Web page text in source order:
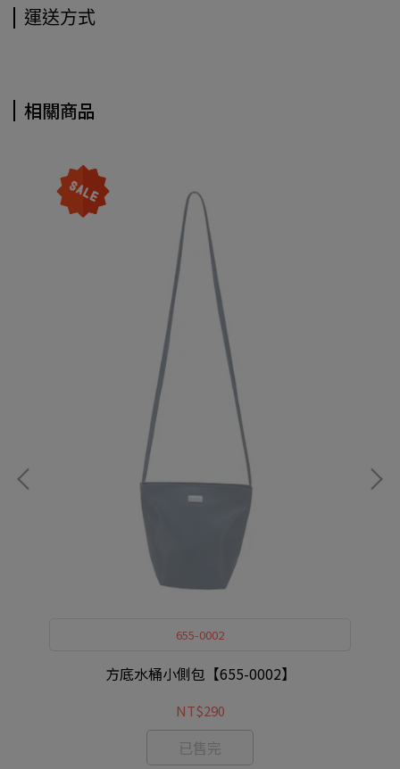
運送方式
相關商品
655-0002
方底水桶小側包【655-0002】
NT$290
已售完